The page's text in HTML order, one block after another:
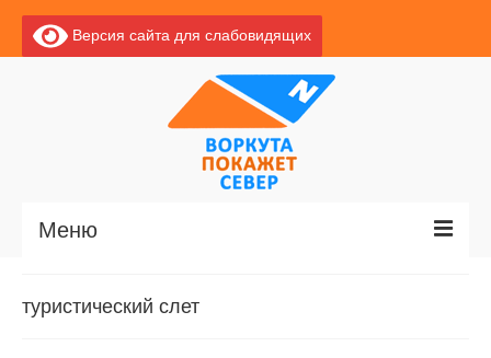
Версия сайта для слабовидящих
Меню
туристический слет